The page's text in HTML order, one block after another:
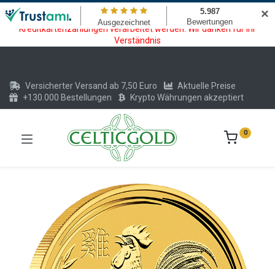
Wartungsarbeiten am Kreditkarten und Krypto Bezahlmodul. In der
Zeit vom 20.07. - 09.08.2026 können keine Krypto oder
Kreditkartenzahlungen verarbeitet werden. Wir danken für Ihr
Verständnis
Versicherter Versand ab 7,50 Euro
Aktuelle Preise
+130.000 Bestellungen
Krypto Währungen akzeptiert
0
✕